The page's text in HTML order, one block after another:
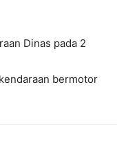
Dinas pada 2
bermotor